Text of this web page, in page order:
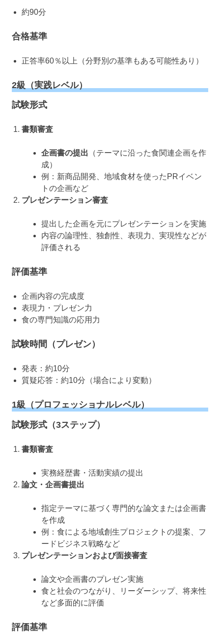
約90分
合格基準
正答率60％以上（分野別の基準もある可能性あり）
2級（実践レベル）
試験形式
書類審査
企画書の提出 （テーマに沿った食関連企画を作
成）
例：新商品開発、地域食材を使ったPRイベン
トの企画など
プレゼンテーション審査
提出した企画を元にプレゼンテーションを実施
内容の論理性、独創性、表現力、実現性などが
評価される
評価基準
企画内容の完成度
表現力・プレゼン力
食の専門知識の応用力
試験時間（プレゼン）
発表：約10分
質疑応答：約10分（場合により変動）
1級（プロフェッショナルレベル）
試験形式（3ステップ）
書類審査
実務経歴書・活動実績の提出
論文・企画書提出
指定テーマに基づく専門的な論文または企画書
を作成
例：食による地域創生プロジェクトの提案、フ
ードビジネス戦略など
プレゼンテーションおよび面接審査
論文や企画書のプレゼン実施
食と社会のつながり、リーダーシップ、将来性
など多面的に評価
評価基準